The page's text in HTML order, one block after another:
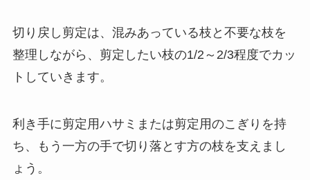
切り戻し剪定は、 混みあっている枝と不要な枝を
整理しながら、剪定したい枝の1/2～2/3程度でカッ
トしていきます。
利き手に剪定用ハサミまたは剪定用のこぎりを持
ち、もう一方の手で切り落とす方の枝を支えまし
ょう。